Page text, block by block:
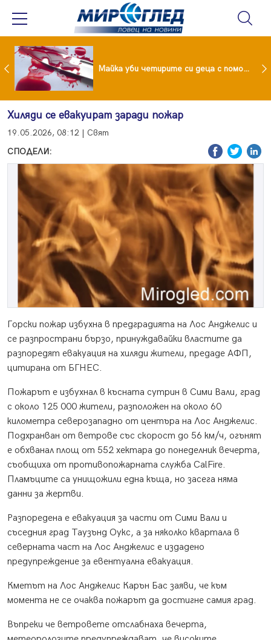
Проф.Кантарджиев: Пазете се от комарите и полово предаваните инфекции Майка уби четирите си деца с помощта на баба им, след което се самоуби
Хиляди се евакуират заради пожар
19.05.2026, 08:12 | Свят
СПОДЕЛИ:
Горски пожар избухна в предградията на Лос Анджелис и
се разпространи бързо, принуждавайки властите да
разпоредят евакуация на хиляди жители, предаде АФП,
цитирана от БГНЕС.
Пожарът е избухнал в късната сутрин в Сими Вали, град
с около 125 000 жители, разположен на около 60
километра северозападно от центъра на Лос Анджелис.
Подхранван от ветрове със скорост до 56 км/ч, огънят
е обхванал площ от 552 хектара до понеделник вечерта,
съобщиха от противопожарната служба CalFire.
Пламъците са унищожили една къща, но засега няма
данни за жертви.
Разпоредена е евакуация за части от Сими Вали и
съседния град Таузънд Оукс, а за няколко квартала в
северната част на Лос Анджелис е издадено
предупреждение за евентуална евакуация.
Кметът на Лос Анджелис Карън Бас заяви, че към
момента не се очаква пожарът да достигне самия град.
Въпреки че ветровете отслабнаха вечерта,